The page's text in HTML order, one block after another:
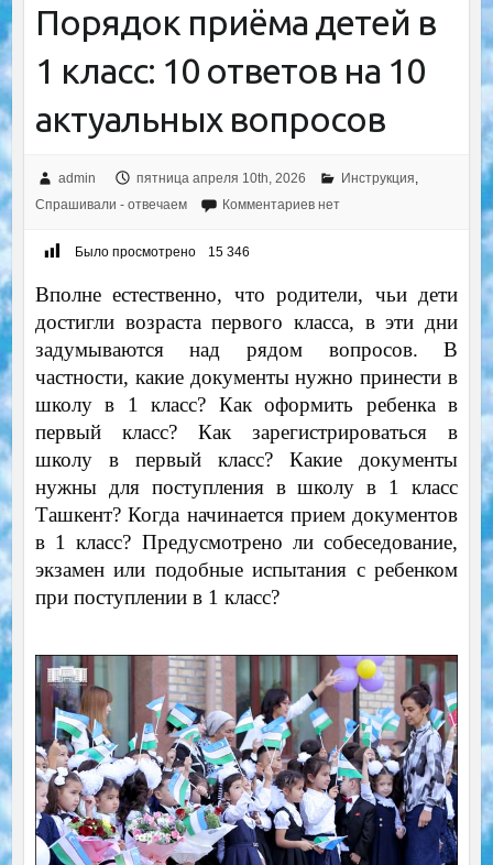
Порядок приёма детей в
1 класс: 10 ответов на 10
актуальных вопросов
admin пятница апреля 10th, 2026 Инструкция,
Спрашивали - отвечаем
Комментариев нет
Было просмотрено 15 346
Вполне естественно, что родители, чьи дети
достигли возраста первого класса, в эти дни
задумываются над рядом вопросов. В
частности, какие документы нужно принести в
школу в 1 класс? Как оформить ребенка в
первый класс? Как зарегистрироваться в
школу в первый класс? Какие документы
нужны для поступления в школу в 1 класс
Ташкент? Когда начинается прием документов
в 1 класс? Предусмотрено ли собеседование,
экзамен или подобные испытания с ребенком
при поступлении в 1 класс?